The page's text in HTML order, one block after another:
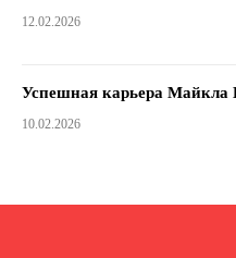
12.02.2026
Успешная карьера Майкла
10.02.2026